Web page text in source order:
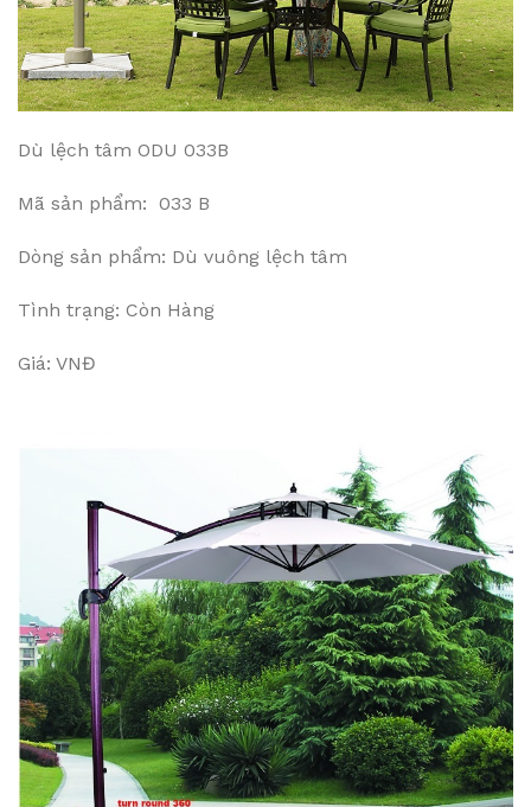
Dù lệch tâm ODU 033B
Mã sản phẩm: 033 B
Dòng sản phẩm: Dù vuông lệch tâm
Tình trạng: Còn Hàng
Giá: VNĐ